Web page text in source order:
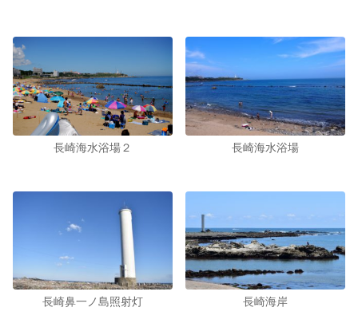
長崎海水浴場２ 長崎海水浴場
長崎鼻一ノ島照射灯 長崎海岸